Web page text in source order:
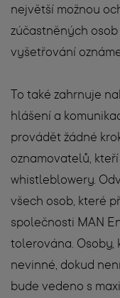
největší možnou
zúčastněných
vyšetřování
To také zahrnuje
hlášení a
provádět žádné
oznamovatelů,
whistleblowery.
všech osob, které
společnosti MAN
tolerována. Osoby,
nevinné, dokud
bude vedeno s